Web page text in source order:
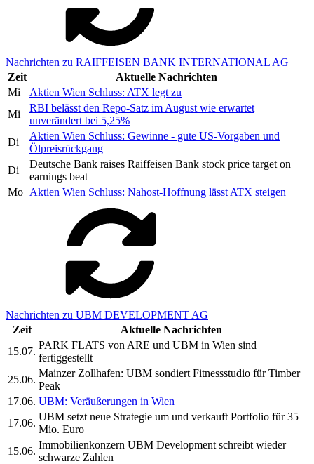
Nachrichten zu RAIFFEISEN BANK INTERNATIONAL AG
Zeit
Aktuelle Nachrichten
Mi
Aktien Wien Schluss: ATX legt zu
Mi
RBI belässt den Repo-Satz im August wie erwartet
unverändert bei 5,25%
Di
Aktien Wien Schluss: Gewinne - gute US-Vorgaben und
Ölpreisrückgang
Di
Deutsche Bank raises Raiffeisen Bank stock price target on
earnings beat
Mo Aktien Wien Schluss: Nahost-Hoffnung lässt ATX steigen
Nachrichten zu UBM DEVELOPMENT AG
Zeit
Aktuelle Nachrichten
15.07.
PARK FLATS von ARE und UBM in Wien sind
fertiggestellt
25.06.
Mainzer Zollhafen: UBM sondiert Fitnessstudio für Timber
Peak
17.06. UBM: Veräußerungen in Wien
17.06.
UBM setzt neue Strategie um und verkauft Portfolio für 35
Mio. Euro
15.06.
Immobilienkonzern UBM Development schreibt wieder
schwarze Zahlen